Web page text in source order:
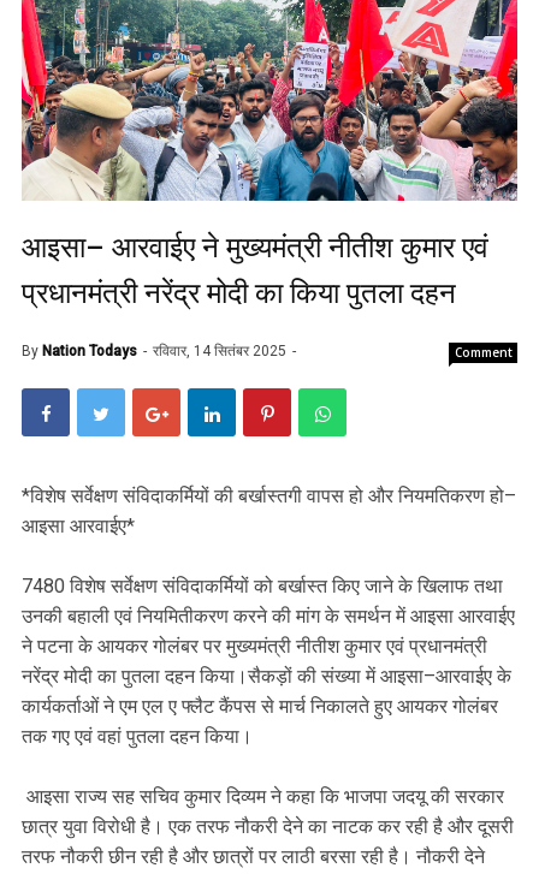
आइसा– आरवाईए ने मुख्यमंत्री नीतीश कुमार एवं
प्रधानमंत्री नरेंद्र मोदी का किया पुतला दहन
By Nation Todays रविवार, 14 सितंबर 2025 Comment
*विशेष सर्वेक्षण संविदाकर्मियों की बर्खास्तगी वापस हो और नियमतिकरण हो–
आइसा आरवाईए*
7480 विशेष सर्वेक्षण संविदाकर्मियों को बर्खास्त किए जाने के खिलाफ तथा
उनकी बहाली एवं नियमितीकरण करने की मांग के समर्थन में आइसा आरवाईए
ने पटना के आयकर गोलंबर पर मुख्यमंत्री नीतीश कुमार एवं प्रधानमंत्री
नरेंद्र मोदी का पुतला दहन किया।सैकड़ों की संख्या में आइसा–आरवाईए के
कार्यकर्ताओं ने एम एल ए फ्लैट कैंपस से मार्च निकालते हुए आयकर गोलंबर
तक गए एवं वहां पुतला दहन किया।
आइसा राज्य सह सचिव कुमार दिव्यम ने कहा कि भाजपा जदयू की सरकार
छात्र युवा विरोधी है। एक तरफ नौकरी देने का नाटक कर रही है और दूसरी
तरफ नौकरी छीन रही है और छात्रों पर लाठी बरसा रही है। नौकरी देने